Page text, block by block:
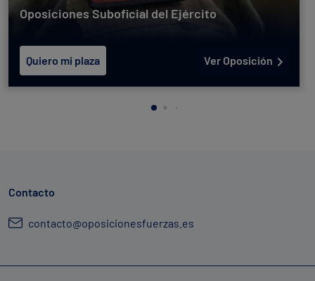
Oposiciones Suboficial del Ejército
Quiero mi plaza Ver Oposición
Contacto
contacto@oposicionesfuerzas.es